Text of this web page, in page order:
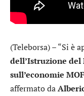
(Teleborsa) – “Si è
dell’Istruzione
sull’economie
affermato da